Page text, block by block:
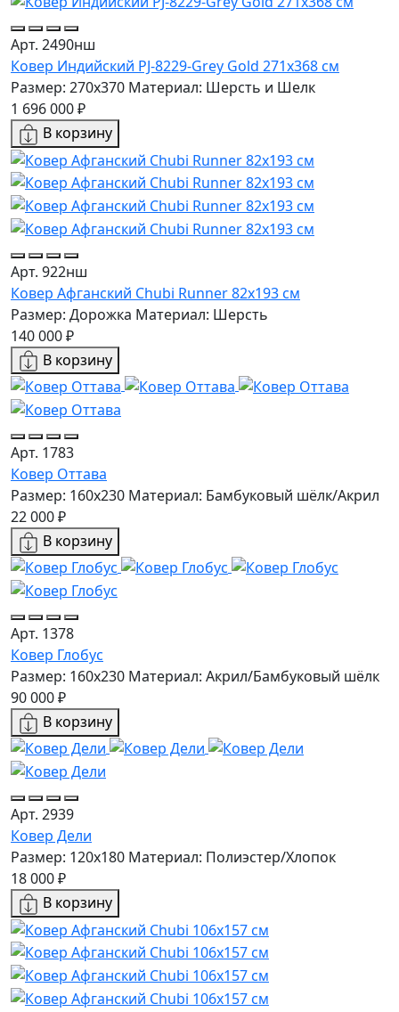
Арт. 2490нш
Ковер Индийский PJ-8229-Grey Gold 271x368 см
Размер: 270x370 Материал: Шерсть и Шелк
1 696 000 ₽
В корзину
Арт. 922нш
Ковер Афганский Chubi Runner 82x193 см
Размер: Дорожка Материал: Шерсть
140 000 ₽
В корзину
Арт. 1783
Ковер Оттава
Размер: 160х230 Материал: Бамбуковый шёлк/Акрил
22 000 ₽
В корзину
Арт. 1378
Ковер Глобус
Размер: 160х230 Материал: Акрил/Бамбуковый шёлк
90 000 ₽
В корзину
Арт. 2939
Ковер Дели
Размер: 120x180 Материал: Полиэстер/Хлопок
18 000 ₽
В корзину